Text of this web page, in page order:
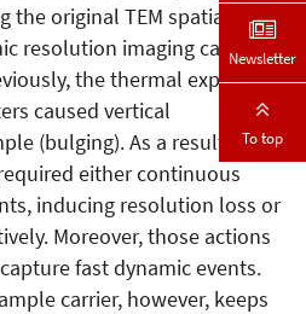
original TEM spatial
resolution imaging can be
the thermal expansion
caused vertical
(bulging). As a result,
either continuous
inducing resolution loss or
Moreover, those actions
fast dynamic events.
carrier, however, keeps
Newsletter
To top